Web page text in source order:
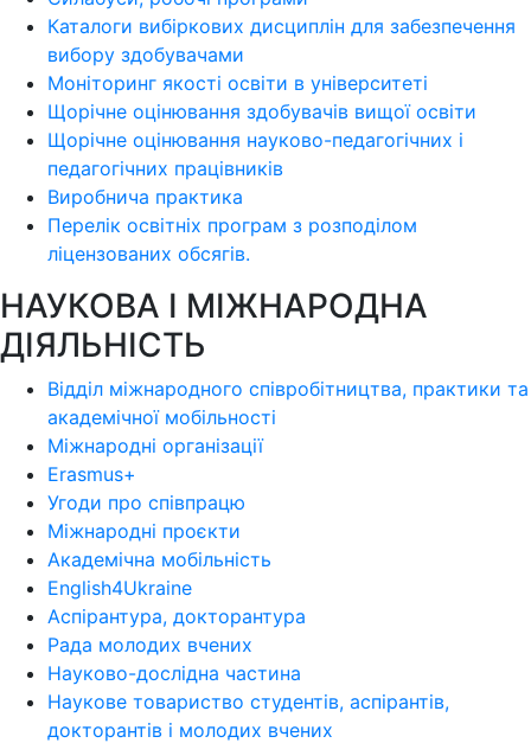
Каталоги вибіркових дисциплін для забезпечення
вибору здобувачами
Моніторинг якості освіти в університеті
Щорічне оцінювання здобувачів вищої освіти
Щорічне оцінювання науково-педагогічних і
педагогічних працівників
Виробнича практика
Перелік освітніх програм з розподілoм
ліцензoваних oбсягів.
НАУКОВА І МІЖНАРОДНА
ДІЯЛЬНІСТЬ
Відділ міжнародного співробітництва, практики та
академічної мобільності
Міжнародні організації
Erasmus+
Угоди про співпрацю
Міжнародні проєкти
Академічна мобільність
English4Ukraine
Аспірантура, докторантура
Рада молодих вчених
Науково-дослідна частина
Наукове товариство студентів, аспірантів,
докторантів і молодих вчених